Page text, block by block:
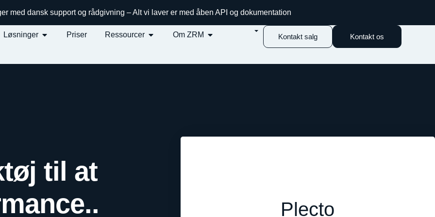
med dansk support og rådgivning – Alt vi laver er med åben API og dokumentation
Løsninger Priser Ressourcer Om ZRM Kontakt salg Kontakt os
til at
. Plecto